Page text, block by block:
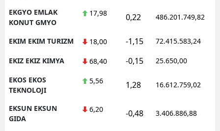
EKGYO EMLAK
KONUT GMYO
17,98 0,22 486.201.749,82
EKIM EKIM TURIZM 18,00 -1,15 72.415.583,24
EKIZ EKIZ KIMYA 68,40 -0,15 25.650,00
EKOS EKOS
TEKNOLOJI
5,56 1,28 16.612.759,02
EKSUN EKSUN
GIDA
6,20 -0,48 3.406.886,88